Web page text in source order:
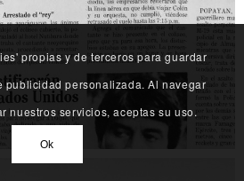
propias y de terceros para guardar
publicidad personalizada. Al navegar
nuestros servicios, aceptas su uso.
Ok